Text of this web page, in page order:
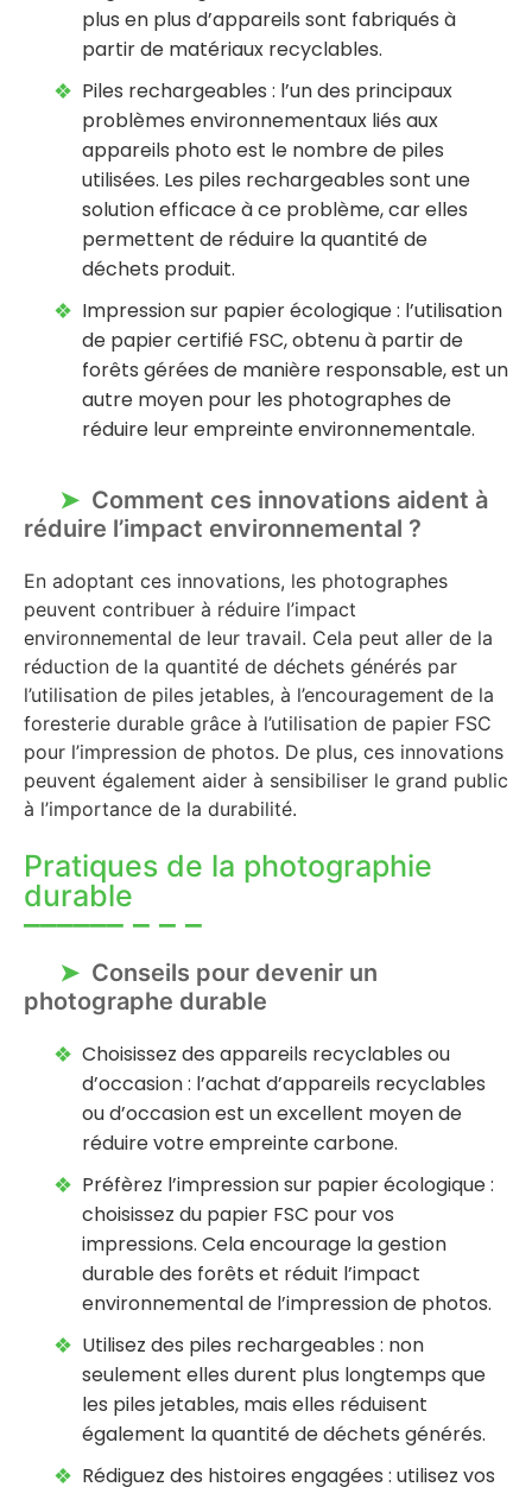
plus en plus d’appareils sont fabriqués à
partir de matériaux recyclables.
Piles rechargeables : l’un des principaux
problèmes environnementaux liés aux
appareils photo est le nombre de piles
utilisées. Les piles rechargeables sont une
solution efficace à ce problème, car elles
permettent de réduire la quantité de
déchets produit.
Impression sur papier écologique : l’utilisation
de papier certifié FSC, obtenu à partir de
forêts gérées de manière responsable, est un
autre moyen pour les photographes de
réduire leur empreinte environnementale.
Comment ces innovations aident à
réduire l’impact environnemental ?
En adoptant ces innovations, les photographes
peuvent contribuer à réduire l’impact
environnemental de leur travail. Cela peut aller de la
réduction de la quantité de déchets générés par
l’utilisation de piles jetables, à l’encouragement de la
foresterie durable grâce à l’utilisation de papier FSC
pour l’impression de photos. De plus, ces innovations
peuvent également aider à sensibiliser le grand public
à l’importance de la durabilité.
Pratiques de la photographie
durable
Conseils pour devenir un
photographe durable
Choisissez des appareils recyclables ou
d’occasion : l’achat d’appareils recyclables
ou d’occasion est un excellent moyen de
réduire votre empreinte carbone.
Préfèrez l’impression sur papier écologique :
choisissez du papier FSC pour vos
impressions. Cela encourage la gestion
durable des forêts et réduit l’impact
environnemental de l’impression de photos.
Utilisez des piles rechargeables : non
seulement elles durent plus longtemps que
les piles jetables, mais elles réduisent
également la quantité de déchets générés.
Rédiguez des histoires engagées : utilisez vos